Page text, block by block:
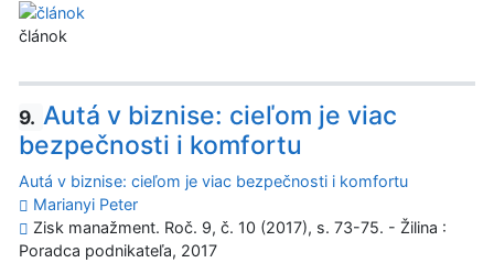
článok
9. Autá v biznise: cieľom je viac
bezpečnosti i komfortu
Autá v biznise: cieľom je viac bezpečnosti i komfortu
Marianyi Peter
Zisk manažment. Roč. 9, č. 10 (2017), s. 73-75. - Žilina :
Poradca podnikateľa, 2017